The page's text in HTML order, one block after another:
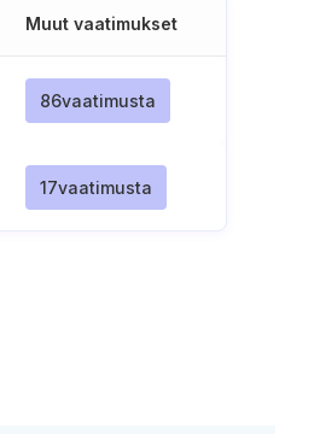
Muut vaatimukset
86vaatimusta
17vaatimusta